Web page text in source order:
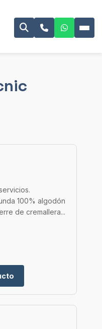
100% algodón
de cremallera...